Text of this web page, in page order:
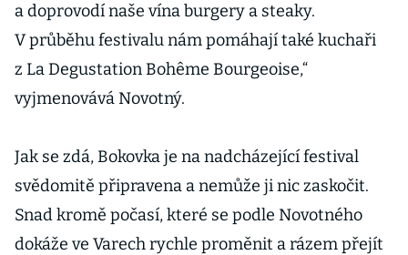
a doprovodí naše vína burgery a steaky.
V průběhu festivalu nám pomáhají také kuchaři
z La Degustation Bohême Bour­geoise,“
vyjmenovává Novotný.
Jak se zdá, Bokovka je na nadcházející festival
svědomitě připravena a nemůže ji nic zaskočit.
Snad kromě počasí, které se podle Novotného
dokáže ve Varech rychle proměnit a rázem přejít